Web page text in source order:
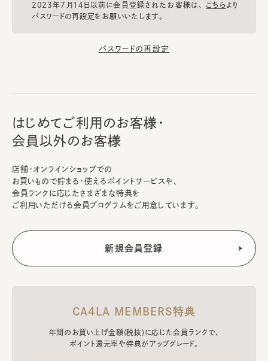
2023年7月14日以前に会員登録されたお客様は、 こちらより
パスワードの再設定をお願いいたします。
パスワードの再設定
はじめてご利用のお客様・
会員以外のお客様
店舗・オンラインショップでの
お買いもので貯まる・使えるポイントサービスや、
会員ランクに応じたさまざまな特典を
ご利用いただける会員プログラムをご用意しています。
CA4LA MEMBERS特典
年間のお買い上げ金額(税抜)に応じた会員ランクで、
ポイント還元率や特典がアップグレード。